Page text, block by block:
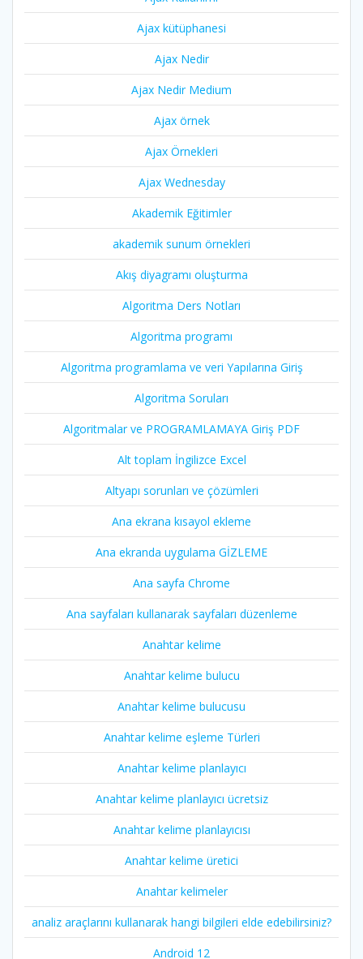
Ajax kütüphanesi
Ajax Nedir
Ajax Nedir Medium
Ajax örnek
Ajax Örnekleri
Ajax Wednesday
Akademik Eğitimler
akademik sunum örnekleri
Akış diyagramı oluşturma
Algoritma Ders Notları
Algoritma programı
Algoritma programlama ve veri Yapılarına Giriş
Algoritma Soruları
Algoritmalar ve PROGRAMLAMAYA Giriş PDF
Alt toplam İngilizce Excel
Altyapı sorunları ve çözümleri
Ana ekrana kısayol ekleme
Ana ekranda uygulama GİZLEME
Ana sayfa Chrome
Ana sayfaları kullanarak sayfaları düzenleme
Anahtar kelime
Anahtar kelime bulucu
Anahtar kelime bulucusu
Anahtar kelime eşleme Türleri
Anahtar kelime planlayıcı
Anahtar kelime planlayıcı ücretsiz
Anahtar kelime planlayıcısı
Anahtar kelime üretici
Anahtar kelimeler
analiz araçlarını kullanarak hangi bilgileri elde edebilirsiniz?
Android 12